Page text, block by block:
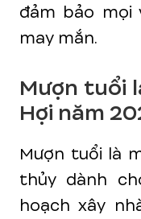
đảm bảo mọi
may mắn.
Mượn tuổi
Hợi năm
Mượn tuổi là
thủy dành
hoạch xây